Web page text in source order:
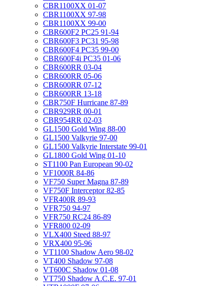
CBR1100XX 01-07
CBR1100XX 97-98
CBR1100XX 99-00
CBR600F2 PC25 91-94
CBR600F3 PC31 95-98
CBR600F4 PC35 99-00
CBR600F4i PC35 01-06
CBR600RR 03-04
CBR600RR 05-06
CBR600RR 07-12
CBR600RR 13-18
CBR750F Hurricane 87-89
CBR929RR 00-01
CBR954RR 02-03
GL1500 Gold Wing 88-00
GL1500 Valkyrie 97-00
GL1500 Valkyrie Interstate 99-01
GL1800 Gold Wing 01-10
ST1100 Pan European 90-02
VF1000R 84-86
VF750 Super Magna 87-89
VF750F Interceptor 82-85
VFR400R 89-93
VFR750 94-97
VFR750 RC24 86-89
VFR800 02-09
VLX400 Steed 88-97
VRX400 95-96
VT1100 Shadow Aero 98-02
VT400 Shadow 97-08
VT600C Shadow 01-08
VT750 Shadow A.C.E. 97-01